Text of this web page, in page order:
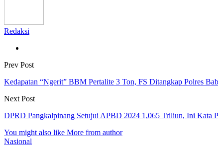
Redaksi
Prev Post
Kedapatan “Ngerit” BBM Pertalite 3 Ton, FS Ditangkap Polres
Next Post
DPRD Pangkalpinang Setujui APBD 2024 1,065 Triliun, Ini Kata
You might also like More from author
Nasional